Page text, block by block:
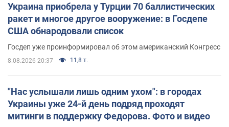
Украина приобрела у Турции 70 баллистических
ракет и многое другое вооружение: в Госдепе
США обнародовали список
Госдеп уже проинформировал об этом американский Конгресс
8.08.2026 20:37 11,8 т.
"Нас услышали лишь одним ухом": в городах
Украины уже 24-й день подряд проходят
митинги в поддержку Федорова. Фото и видео